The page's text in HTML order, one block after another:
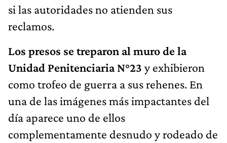
si las autoridades no atienden sus
reclamos.
Los presos se treparon al muro de la
Unidad Penitenciaria N°23 y exhibieron
como trofeo de guerra a sus rehenes. En
una de las imágenes más impactantes del
día aparece uno de ellos
complementamente desnudo y rodeado de